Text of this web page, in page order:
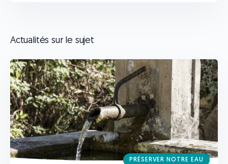
Actualités sur le sujet
PRÉSERVER NOTRE EAU